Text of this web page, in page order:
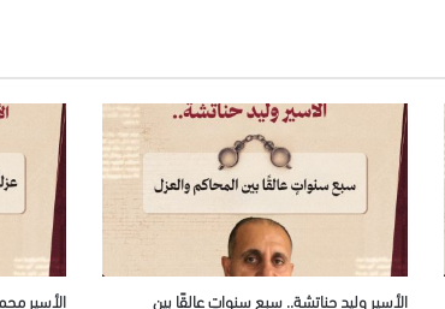
الأسير وليد حناتشة.. سبع سنواتٍ عالقًا بين الأسير